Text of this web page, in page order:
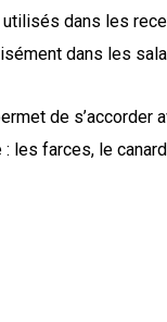
dans les
dans les
de
les farces, le